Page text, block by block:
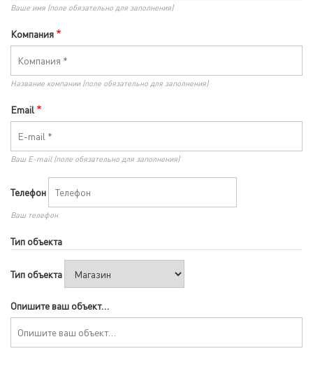
Ваше имя (поле обязательно для заполнения)
Компания
Название компании (поле обязательно для заполнения)
Email
Ваш E-mail (поле обязательно для заполнения)
Телефон
Ваш телефон
Тип объекта
Тип объекта
Опишите ваш объект…